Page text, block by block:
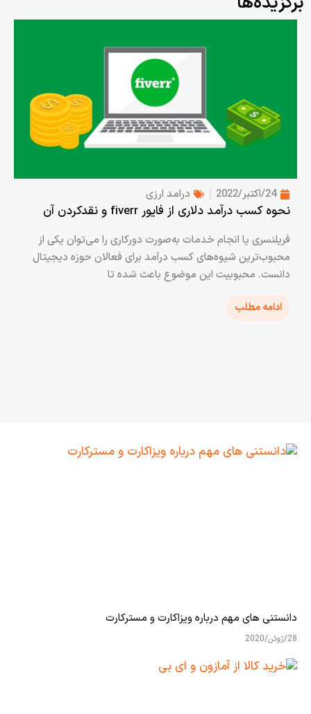
24/اکتبر/2022 درامد ارزی
نحوه کسب درآمد دلاری از فایور fiverr و نقدکردن آن
فریلنسری یا انجام خدمات به‌صورت دورکاری را می‌توان یکی از
محبوب‌ترین شیوه‌های کسب درآمد برای فعالان حوزه دیجیتال
دانست. محبوبیت این موضوع باعث شده تا
ادامه مطلب
دانستنی های مهم درباره ویزاکارت و مسترکارت
28/ژوئن/2020